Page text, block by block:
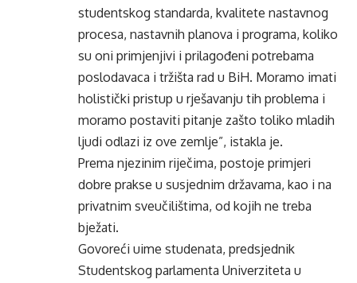
studentskog standarda, kvalitete nastavnog
procesa, nastavnih planova i programa, koliko
su oni primjenjivi i prilagođeni potrebama
poslodavaca i tržišta rad u BiH. Moramo imati
holistički pristup u rješavanju tih problema i
moramo postaviti pitanje zašto toliko mladih
ljudi odlazi iz ove zemlje”, istakla je.
Prema njezinim riječima, postoje primjeri
dobre prakse u susjednim državama, kao i na
privatnim sveučilištima, od kojih ne treba
bježati.
Govoreći uime studenata, predsjednik
Studentskog parlamenta Univerziteta u